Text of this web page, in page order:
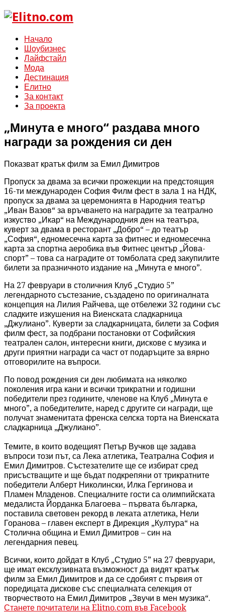
Начало
Шоубизнес
Лайфстайл
Мода
Дестинация
Елитно
За контакт
За проекта
„Минута е много“ раздава много
награди за рождения си ден
Показват кратък филм за Емил Димитров
Пропуск за двама за всички прожекции на предстоящия
16-ти международен София Филм фест в зала 1 на НДК,
пропуск за двама за церемонията в Народния театър
„Иван Вазов“ за връчването на наградите за театрално
изкуство „Икар“ на Международния ден на театъра,
куверт за двама в ресторант „Добро“ – до театър
„София“, едномесечна карта за фитнес и едномесечна
карта за спортна аеробика във Фитнес център „Йова-
спорт” – това са наградите от томболата сред закупилите
билети за празничното издание на „Минута е много”.
На 27 февруари в столичния Клуб „Студио 5”
легендарното състезание, създадено по оригиналната
концепция на Лилия Райчева, ще отбележи 32 години със
сладките изкушения на Виенската сладкарница
„Джулиано”. Куверти за сладкарницата, билети за София
филм фест, за подбрани постановки от Софийския
театрален салон, интересни книги, дискове с музика и
други приятни награди са част от подаръците за вярно
отговорилите на въпроси.
По повод рождения си ден любимата на няколко
поколения игра кани и всички трикратни и годишни
победители през годините, членове на Клуб „Минута е
много”, а победителите, наред с другите си награди, ще
получат знаменитата френска селска торта на Виенската
сладкарница „Джулиано”.
Темите, в които водещият Петър Вучков ще задава
въпроси този път, са Лека атлетика, Театрална София и
Емил Димитров. Състезателите ще се избират сред
присъстващите и ще бъдат подкрепяни от трикратните
победители Алберт Николински, Илка Гергинова и
Пламен Младенов. Специалните гости са олимпийската
медалиста Йорданка Благоева – първата българка,
поставила световен рекорд в леката атлетика, Нели
Горанова – главен експерт в Дирекция „Култура“ на
Столична община и Емил Димитров – син на
легендарния певец.
Всички, които дойдат в Клуб „Студио 5” на 27 февруари,
ще имат ексклузивната възможност да видят кратък
филм за Емил Димитров и да се сдобият с първия от
поредицата дискове със специалната селекция от
творчеството на Емил Димитров „Звучи в мен музика“.
Станете почитатели на Elitno.com във Facebook